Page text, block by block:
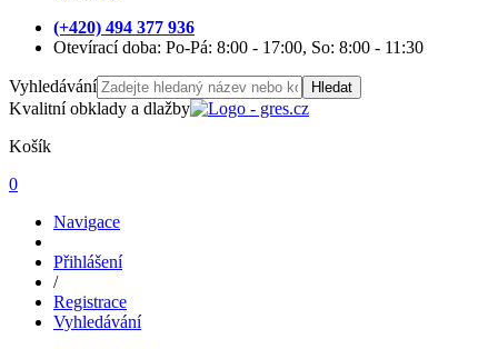
(+420) 494 377 936
Otevírací doba: Po-Pá: 8:00 - 17:00, So: 8:00 - 11:30
Vyhledávání Hledat
Kvalitní obklady a dlažby
Košík
0
Navigace
Přihlášení
/
Registrace
Vyhledávání